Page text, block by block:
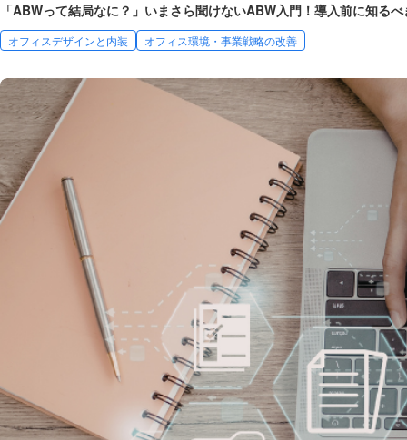
「ABWって結局なに？」いまさら聞けないABW入門！導入前に知る
オフィスデザインと内装 オフィス環境・事業戦略の改善